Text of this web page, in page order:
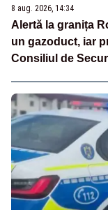
8 aug. 2026, 14:34
Alertă la granița
un gazoduct, iar
Consiliul de